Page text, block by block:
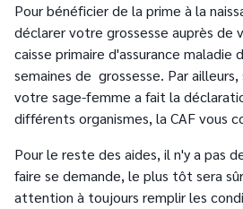
Pour bénéficier de la prime à la
déclarer votre grossesse auprès de
caisse primaire d'assurance maladie
semaines de grossesse. Par
votre sage-femme a fait la
différents organismes, la CAF vous
Pour le reste des aides, il n'y a pas
faire se demande, le plus tôt sera
attention à toujours remplir les